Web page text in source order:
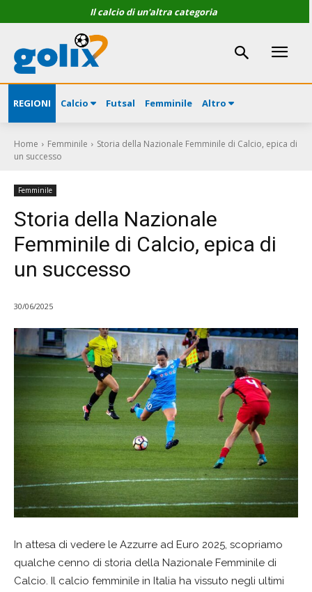
Il calcio di un'altra categoria
REGIONI Calcio Futsal Femminile Altro
Home Femminile
Storia della Nazionale Femminile di Calcio, epica di
un successo
Femminile
Storia della Nazionale
Femminile di Calcio, epica di
un successo
30/06/2025
In attesa di vedere le Azzurre ad Euro 2025, scopriamo
qualche cenno di storia della Nazionale Femminile di
Calcio. Il calcio femminile in Italia ha vissuto negli ultimi